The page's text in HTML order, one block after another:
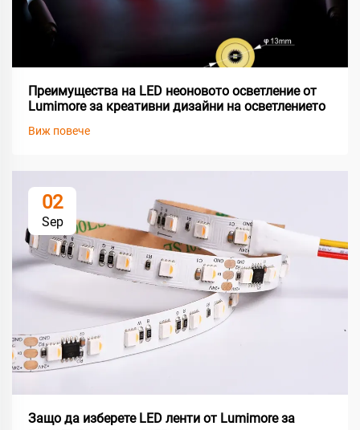
Преимущества на LED неоновото осветление от
Lumimore за креативни дизайни на осветлението
Виж повече
02
Sep
Защо да изберете LED ленти от Lumimore за